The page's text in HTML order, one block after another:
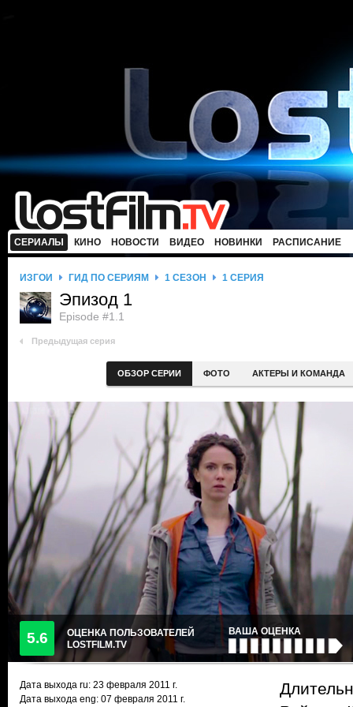
СЕРИАЛЫ КИНО НОВОСТИ ВИДЕО НОВИНКИ РАСПИСАНИЕ
ИЗГОИ ГИД ПО СЕРИЯМ 1 СЕЗОН 1 СЕРИЯ
Эпизод 1
Episode #1.1
Предыдущая серия
ОБЗОР СЕРИИ ФОТО АКТЕРЫ И КОМАНДА
5.6
ОЦЕНКА ПОЛЬЗОВАТЕЛЕЙ
LOSTFILM.TV
ВАША ОЦЕНКА
Дата выхода ru: 23 февраля 2011 г.
Дата выхода eng: 07 февраля 2011 г.